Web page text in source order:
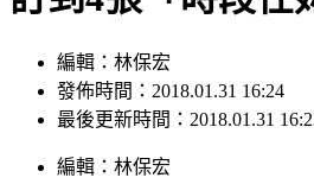
發佈時間：2018.01.31 16:24
最後更新時間：2018.01.31 16:23
發佈時間：2018.01.31 16:24